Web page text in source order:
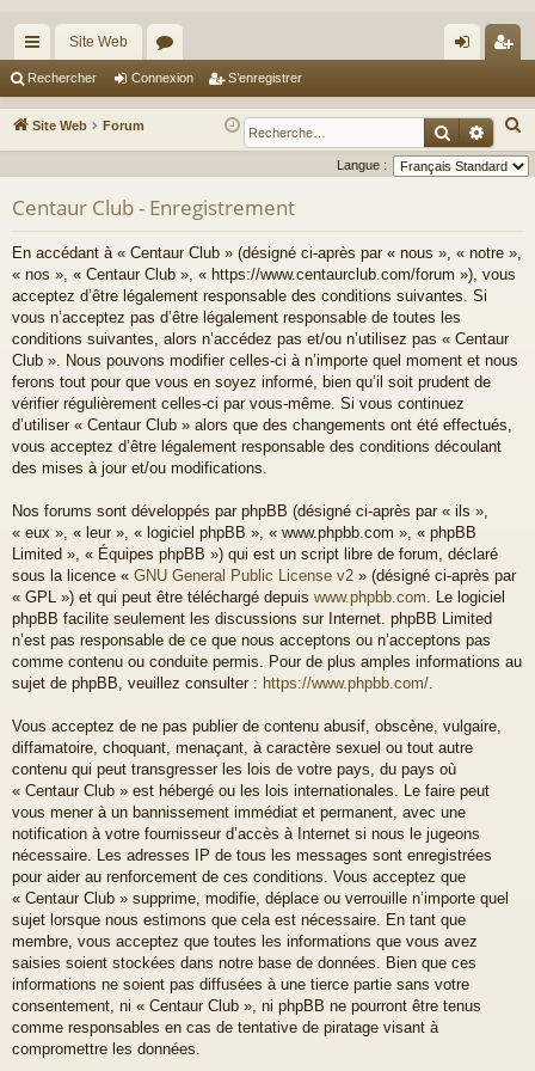
cc
ès
ra
Site Web
or
u
m
ne
xi
nr
eg
r
Rechercher Connexion S’enregistrer
Site Web Forum
e
c
Langue :
Centaur Club - Enregistrement
En accédant à « Centaur Club » (désigné ci-après par « nous », « notre »,
« nos », « Centaur Club », « https://www.centaurclub.com/forum »), vous
acceptez d’être légalement responsable des conditions suivantes. Si
vous n’acceptez pas d’être légalement responsable de toutes les
conditions suivantes, alors n’accédez pas et/ou n’utilisez pas « Centaur
Club ». Nous pouvons modifier celles-ci à n’importe quel moment et nous
ferons tout pour que vous en soyez informé, bien qu’il soit prudent de
vérifier régulièrement celles-ci par vous-même. Si vous continuez
d’utiliser « Centaur Club » alors que des changements ont été effectués,
vous acceptez d’être légalement responsable des conditions découlant
des mises à jour et/ou modifications.
Nos forums sont développés par phpBB (désigné ci-après par « ils »,
« eux », « leur », « logiciel phpBB », « www.phpbb.com », « phpBB
Limited », « Équipes phpBB ») qui est un script libre de forum, déclaré
sous la licence « GNU General Public License v2 » (désigné ci-après par
« GPL ») et qui peut être téléchargé depuis www.phpbb.com . Le logiciel
phpBB facilite seulement les discussions sur Internet. phpBB Limited
n’est pas responsable de ce que nous acceptons ou n’acceptons pas
comme contenu ou conduite permis. Pour de plus amples informations au
sujet de phpBB, veuillez consulter : https://www.phpbb.com/
Vous acceptez de ne pas publier de contenu abusif, obscène, vulgaire,
diffamatoire, choquant, menaçant, à caractère sexuel ou tout autre
contenu qui peut transgresser les lois de votre pays, du pays où
« Centaur Club » est hébergé ou les lois internationales. Le faire peut
vous mener à un bannissement immédiat et permanent, avec une
notification à votre fournisseur d’accès à Internet si nous le jugeons
nécessaire. Les adresses IP de tous les messages sont enregistrées
pour aider au renforcement de ces conditions. Vous acceptez que
« Centaur Club » supprime, modifie, déplace ou verrouille n’importe quel
sujet lorsque nous estimons que cela est nécessaire. En tant que
membre, vous acceptez que toutes les informations que vous avez
saisies soient stockées dans notre base de données. Bien que ces
informations ne soient pas diffusées à une tierce partie sans votre
consentement, ni « Centaur Club », ni phpBB ne pourront être tenus
comme responsables en cas de tentative de piratage visant à
compromettre les données.